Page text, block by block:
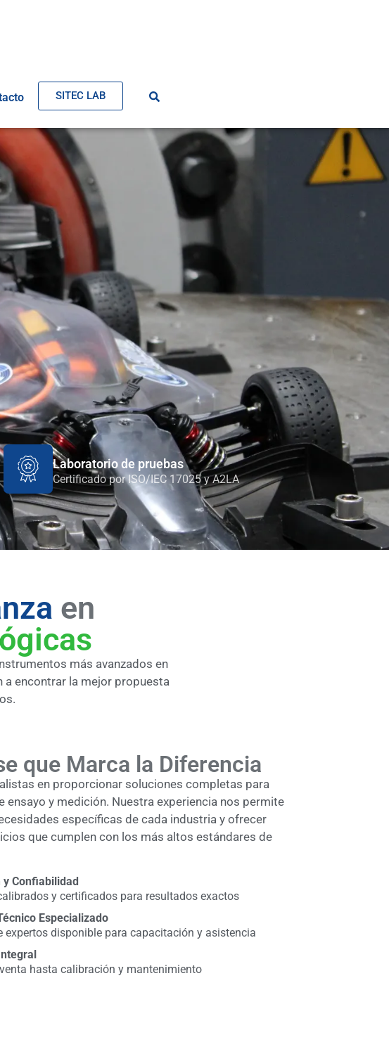
SITEC LAB
Laboratorio de pruebas
Certificado por ISO/IEC 17025 y A2LA
en
más avanzados en
encontrar la mejor propuesta
que Marca la Diferencia
en proporcionar soluciones completas para
ensayo y medición. Nuestra experiencia nos permite
específicas de cada industria y ofrecer
que cumplen con los más altos estándares de
y Confiabilidad
y certificados para resultados exactos
Especializado
expertos disponible para capacitación y asistencia
hasta calibración y mantenimiento